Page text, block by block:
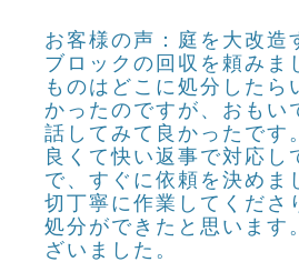
お客様の声：庭を大改造
ブロックの回収を頼みま
ものはどこに処分したら
かったのですが、おもい
話してみて良かったです
良くて快い返事で対応し
で、すぐに依頼を決めま
切丁寧に作業してくださ
処分ができたと思います
ざいました。